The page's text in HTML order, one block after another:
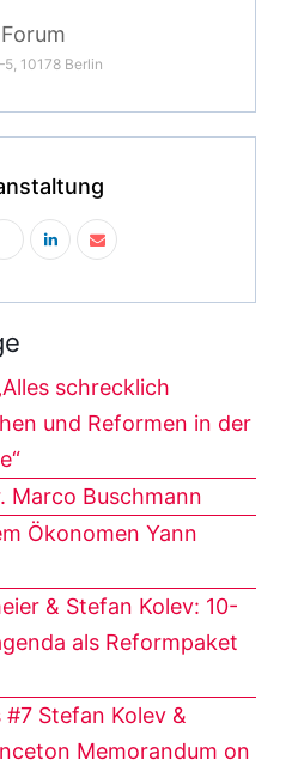
10178 Berlin
schrecklich
und Reformen in der
Marco Buschmann
Ökonomen Yann
& Stefan Kolev: 10-
als Reformpaket
#7 Stefan Kolev &
Memorandum on